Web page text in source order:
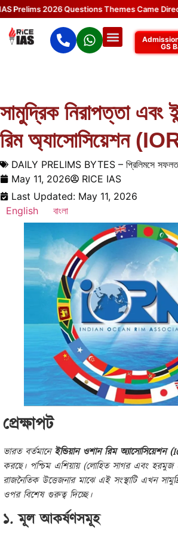
2026 Questions Themes Came
GS
সামুদ্রিক নিরাপত্তা এবং
রিম অ্যাসোসিয়েশন
DAILY PRELIMS BYTES – প্রিলিমসে
May 11, 2026
RICE IAS
Last Updated: May 11, 2026
English
বাংলা
প্রেক্ষাপট
ভারত বর্তমানেইন্ডিয়ান ওশান রিম অ্যাসোসিয়েশন
করছে। পশ্চিম এশিয়ায় (লোহিত সাগর এবং হরমুজ
রাজনৈতিক উত্তেজনার মাঝে এই সংস্থাটি এখন
ওপর বিশেষ গুরুত্ব দিচ্ছে।
১. মূল আকর্ষণসমূহ